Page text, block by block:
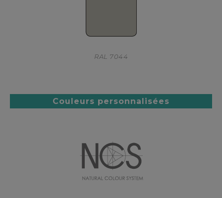
RAL 7044
Couleurs personnalisées